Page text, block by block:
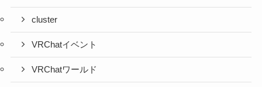
cluster
VRChatイベント
VRChatワールド